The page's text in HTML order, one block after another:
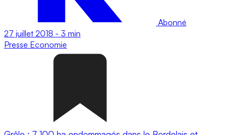
Abonné
27 juillet 2018 - 3 min
Presse Economie